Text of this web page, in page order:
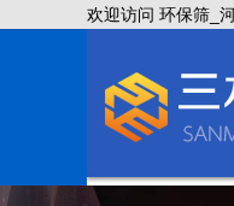
欢迎访问 环保筛_